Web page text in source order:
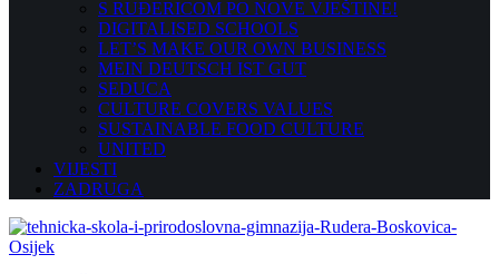
S RUĐERICOM PO NOVE VJEŠTINE!
DIGITALISED SCHOOLS
LET’S MAKE OUR OWN BUSINESS
MEIN DEUTSCH IST GUT
SEDUCA
CULTURE COVERS VALUES
SUSTAINABLE FOOD CULTURE
UNITED
VIJESTI
ZADRUGA